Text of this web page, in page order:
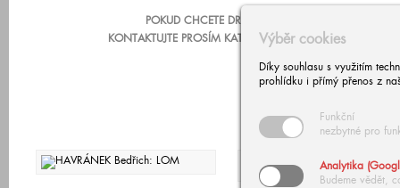
Výběr cookies
Díky souhlasu s využitím
prohlídku i přímý přenos z
Funkční
nezbytné pro
Analytika
Budeme vědět,
POKUD CHCETE DRAŽIT PO TELEFONU NEBO
KONTAKTUJTE PROSÍM KATARÍNU ZÁRUBOVOU, +420